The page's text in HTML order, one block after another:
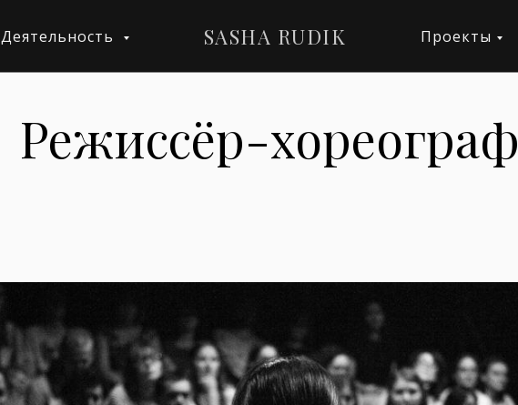
SASHA RUDIK
Деятельность Проекты
Режиссёр-хореограф